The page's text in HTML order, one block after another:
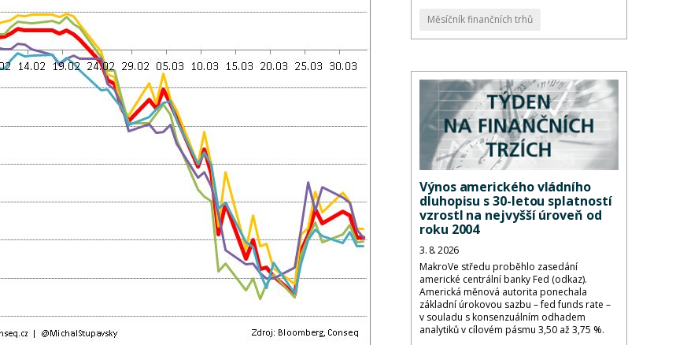
Měsíčník finančních trhů
Výnos amerického vládního
dluhopisu s 30-letou splatností
vzrostl na nejvyšší úroveň od
roku 2004
3. 8. 2026
MakroVe středu proběhlo zasedání
americké centrální banky Fed (odkaz).
Americká měnová autorita ponechala
základní úrokovou sazbu – fed funds rate –
v souladu s konsenzuálním odhadem
analytiků v cílovém pásmu 3,50 až 3,75 %.